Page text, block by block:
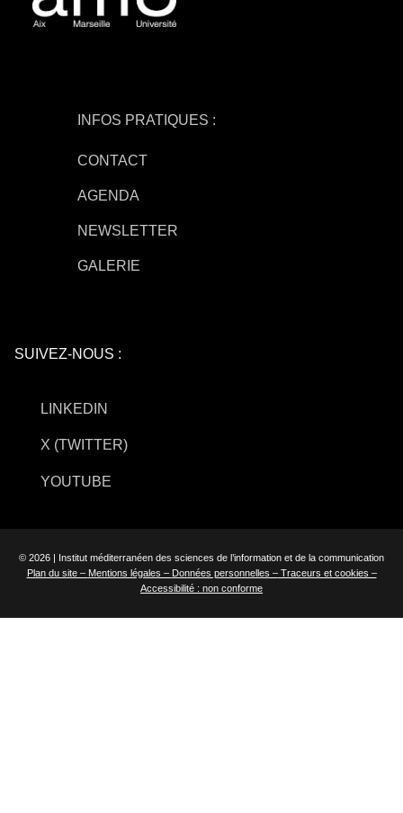
INFOS PRATIQUES :
CONTACT
AGENDA
NEWSLETTER
GALERIE
SUIVEZ-NOUS :
LINKEDIN
X (TWITTER)
YOUTUBE
© 2026 | Institut méditerranéen des sciences de l’information et de la communication
Plan du site – Mentions légales – Données personnelles –Traceurs et cookies –
Accessibilité : non conforme